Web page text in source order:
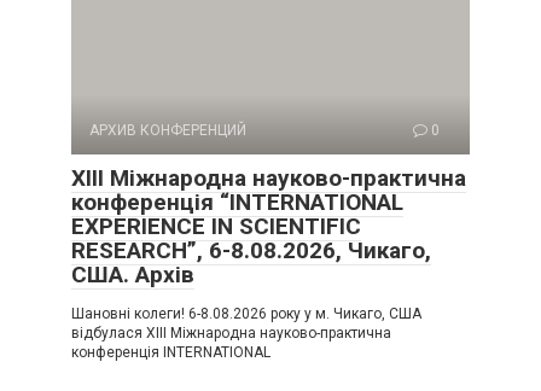
АРХИВ КОНФЕРЕНЦИЙ 0
XIII Міжнародна науково-практична
конференція “INTERNATIONAL
EXPERIENCE IN SCIENTIFIC
RESEARCH”, 6-8.08.2026, Чикаго,
США. Архів
Шановні колеги! 6-8.08.2026 року у м. Чикаго, США
відбулася XIII Міжнародна науково-практична
конференція INTERNATIONAL